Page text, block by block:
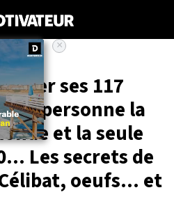
ses 117
la personne la
et la seule
Les secrets de
oeufs... et
×